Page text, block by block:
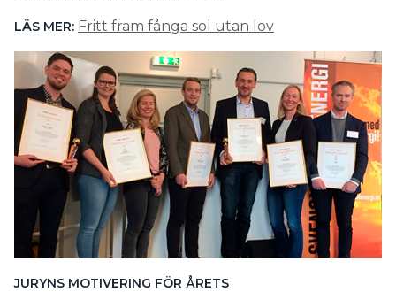
LÄS MER: Fritt fram fånga sol utan lov
JURYNS MOTIVERING FÖR ÅRETS